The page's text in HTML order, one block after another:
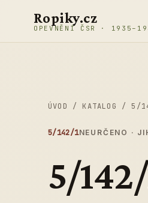
Ropiky.cz
OPEVNĚNÍ ČSR ·
ÚVOD / KATALOG / 5/
5/142/1NEURČENO ·
5/